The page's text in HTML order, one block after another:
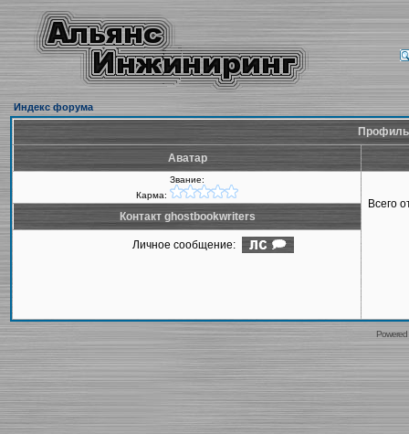
Индекс форума
Аватар
Звание:
Карма:
Всего
Контакт ghostbookwriters
Личное сообщение: